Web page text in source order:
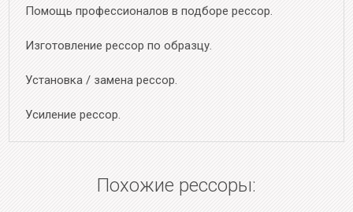
Помощь профессионалов в подборе рессор.
Изготовление рессор по образцу.
Установка / замена рессор.
Усиление рессор.
Похожие рессоры: